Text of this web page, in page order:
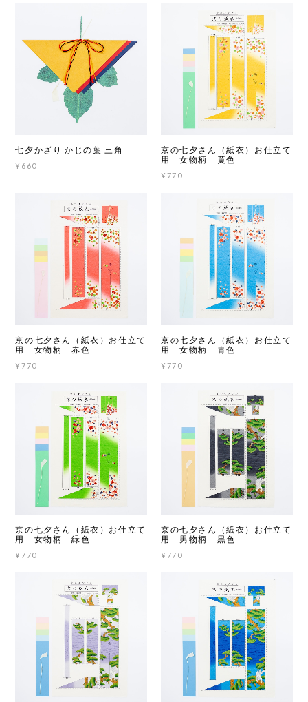
七夕かざり かじの葉 三角
¥660
京の七夕さん（紙衣）お仕立て
用 女物柄 黄色
¥770
京の七夕さん（紙衣）お仕立て
用 女物柄 赤色
¥770
京の七夕さん（紙衣）お仕立て
用 女物柄 青色
¥770
京の七夕さん（紙衣）お仕立て
用 女物柄 緑色
¥770
京の七夕さん（紙衣）お仕立て
用 男物柄 黒色
¥770